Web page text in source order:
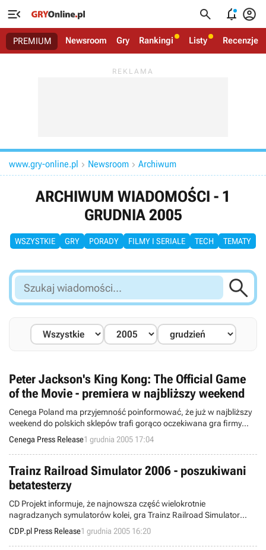
   
PREMIUM Newsroom Gry Rankingi Listy Recenzje
www.gry-online.pl  Newsroom  Archiwum
ARCHIWUM WIADOMOŚCI - 1
GRUDNIA 2005
WSZYSTKIE GRY PORADY FILMY I SERIALE TECH TEMATY
Szukaj
wiadomości...

Peter Jackson's King Kong: The Official Game
of the Movie - premiera w najbliższy weekend
Cenega Poland ma przyjemność poinformować, że już w najbliższy
weekend do polskich sklepów trafi gorąco oczekiwana gra firmy
Ubisoft - Peter Jackson’s King Kong: The Official Game of the Movie
w wersji na PC. Produkcja oparta o scenariusz filmowego hitu
dostępna będzie w przystępnej cenie 99,90 złotych i polskiej wersji
językowej z napisami.
Cenega Press Release1 grudnia 2005 17:04
Trainz Railroad Simulator 2006 - poszukiwani
betatesterzy
CD Projekt informuje, że najnowsza część wielokrotnie
nagradzanych symulatorów kolei, gra Trainz Railroad Simulator
2006, ukaże się na polskim rynku w drugiej połowie stycznia.
CDP.pl Press Release1 grudnia 2005 16:20